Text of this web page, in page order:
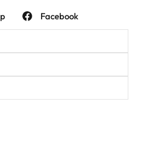
Facebook
OFF
compra